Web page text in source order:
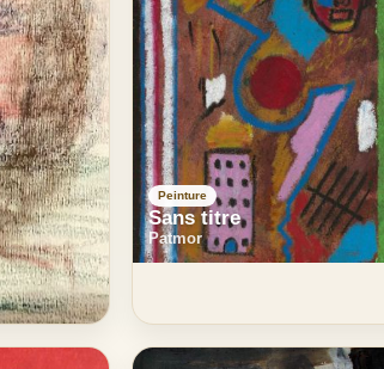
Peinture
Sans titre
Patmor